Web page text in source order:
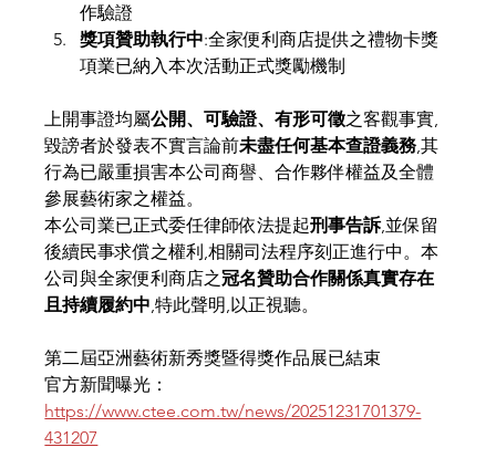
作驗證
獎項贊助執行中:全家便利商店提供之禮物卡獎
項業已納入本次活動正式獎勵機制
上開事證均屬公開、可驗證、有形可徵之客觀事實,
毀謗者於發表不實言論前未盡任何基本查證義務 ,其
行為已嚴重損害本公司商譽、合作夥伴權益及全體
參展藝術家之權益。
本公司業已正式委任律師依法提起刑事告訴,並保留
後續民事求償之權利,相關司法程序刻正進行中。本
公司與全家便利商店之冠名贊助合作關係真實存在
且持續履約中 ,特此聲明,以正視聽。
第二屆亞洲藝術新秀獎暨得獎作品展已結束
官方新聞曝光：
https://www.ctee.com.tw/news/20251231701379-
431207